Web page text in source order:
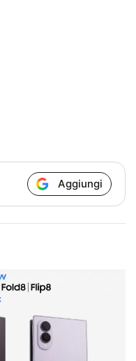
Aggiungi